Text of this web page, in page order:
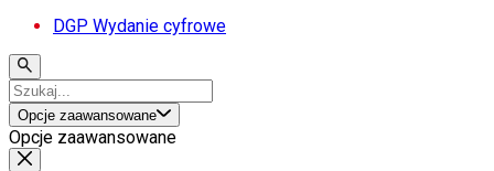
DGP Wydanie cyfrowe
Opcje zaawansowane
Opcje zaawansowane